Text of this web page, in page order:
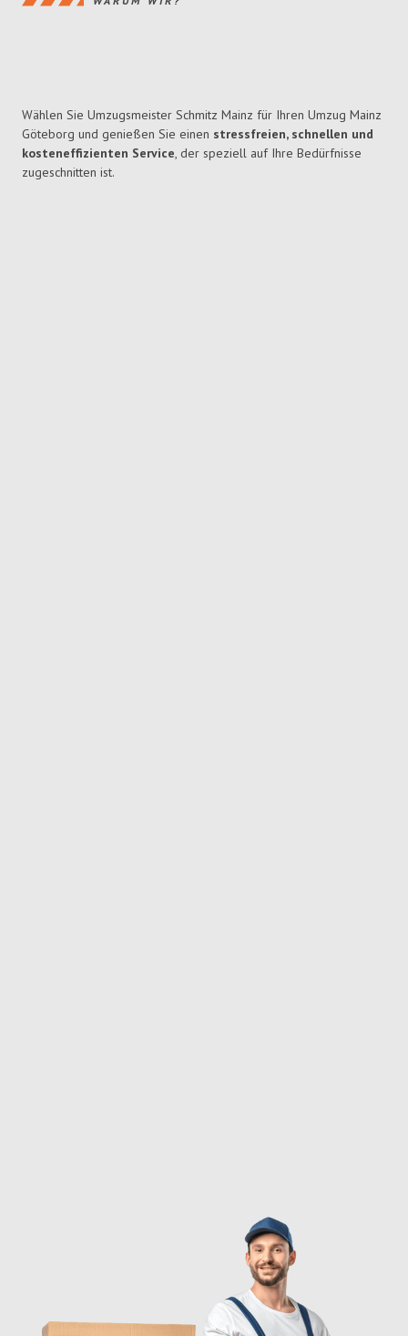
Wählen Sie Umzugsmeister Schmitz Mainz für Ihren Umzug Mainz
Göteborg und genießen Sie einen stressfreien, schnellen und
kosteneffizienten Service, der speziell auf Ihre Bedürfnisse
zugeschnitten ist.